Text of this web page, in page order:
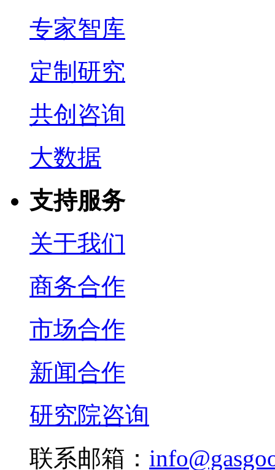
专家智库
定制研究
共创咨询
大数据
支持服务
关于我们
商务合作
市场合作
新闻合作
研究院咨询
联系邮箱：